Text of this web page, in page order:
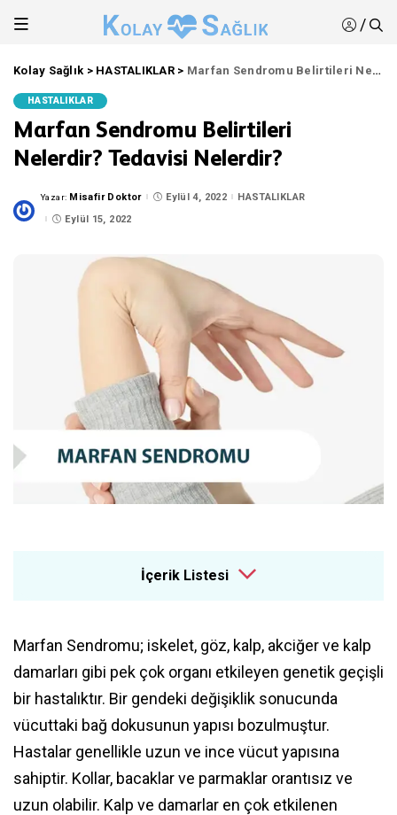
/
Kolay Sağlık> HASTALIKLAR > Marfan Sendromu Belirtileri Nelerdir? Tedavisi Nelerdir?
HASTALIKLAR
Marfan Sendromu Belirtileri
Nelerdir? Tedavisi Nelerdir?
Posted
Yazar: Misafir Doktor Eylül 4, 2022
HASTALIKLAR
Eylül 15, 2022
İçerik Listesi
Marfan Sendromu; iskelet, göz, kalp, akciğer ve kalp
damarları gibi pek çok organı etkileyen genetik geçişli
bir hastalıktır. Bir gendeki değişiklik sonucunda
vücuttaki bağ dokusunun yapısı bozulmuştur.
Hastalar genellikle uzun ve ince vücut yapısına
sahiptir. Kollar, bacaklar ve parmaklar orantısız ve
uzun olabilir. Kalp ve damarlar en çok etkilenen